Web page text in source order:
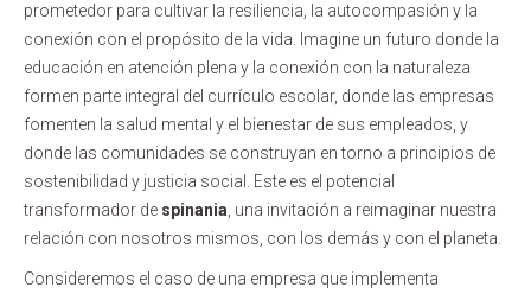
prometedor para cultivar la resiliencia, la autocompasión y la
conexión con el propósito de la vida. Imagine un futuro donde la
educación en atención plena y la conexión con la naturaleza
formen parte integral del currículo escolar, donde las empresas
fomenten la salud mental y el bienestar de sus empleados, y
donde las comunidades se construyan en torno a principios de
sostenibilidad y justicia social. Este es el potencial
transformador de spinania , una invitación a reimaginar nuestra
relación con nosotros mismos, con los demás y con el planeta.
Consideremos el caso de una empresa que implementa